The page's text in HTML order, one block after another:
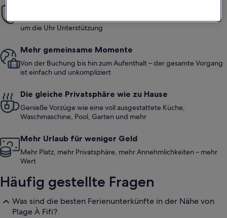
Mit unserer Mit-Vertrauen-Buchen-Garantie bieten wir dir rund
um die Uhr Unterstützung
Mehr gemeinsame Momente
Von der Buchung bis hin zum Aufenthalt – der gesamte Vorgang
ist einfach und unkompliziert
Die gleiche Privatsphäre wie zu Hause
Genieße Vorzüge wie eine voll ausgestattete Küche,
Waschmaschine, Pool, Garten und mehr
Mehr Urlaub für weniger Geld
Mehr Platz, mehr Privatsphäre, mehr Annehmlichkeiten – mehr
Wert
Häufig gestellte Fragen
Was sind die besten Ferienunterkünfte in der Nähe von
Plage À Fifi?